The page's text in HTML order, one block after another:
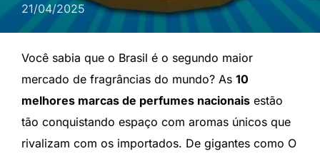
em
21/04/2025
Você sabia que o Brasil é o segundo maior
mercado de fragrâncias do mundo? As 10
melhores marcas de perfumes nacionais estão
tão conquistando espaço com aromas únicos que
rivalizam com os importados. De gigantes como O